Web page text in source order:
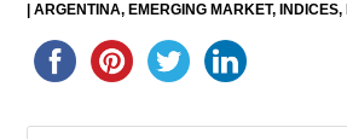
|ARGENTINA EMERGING MARKET INDICES